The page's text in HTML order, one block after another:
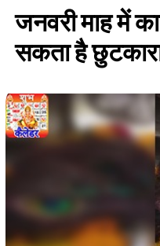
जनवरी माह में
सकता है